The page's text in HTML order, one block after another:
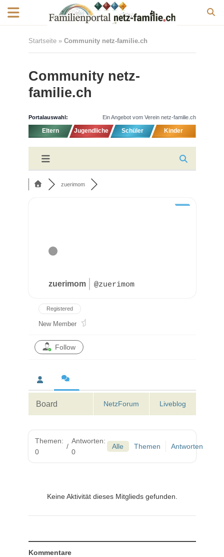
Startseite» Community netz-familie.ch
Community netz-
familie.ch
Portalauswahl: Ein Angebot vom Verein netz-familie.ch
Eltern Jugendliche Schüler Kinder
zuerimom
zuerimom @zuerimom
Registered
New Member
Follow
Board NetzForum Liveblog
Themen:
0
/
Antworten:
0
Alle Themen Antworten
Keine Aktivität dieses Mitglieds gefunden.
Kommentare